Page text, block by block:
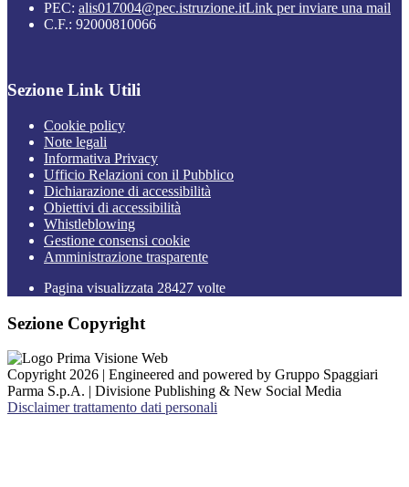
PEC: alis017004@pec.istruzione.itLink per inviare una mail
C.F.: 92000810066
Sezione Link Utili
Cookie policy
Note legali
Informativa Privacy
Ufficio Relazioni con il Pubblico
Dichiarazione di accessibilità
Obiettivi di accessibilità
Whistleblowing
Gestione consensi cookie
Amministrazione trasparente
Pagina visualizzata 28427 volte
Sezione Copyright
Copyright 2026 | Engineered and powered by Gruppo Spaggiari
Parma S.p.A. | Divisione Publishing & New Social Media
Disclaimer trattamento dati personali